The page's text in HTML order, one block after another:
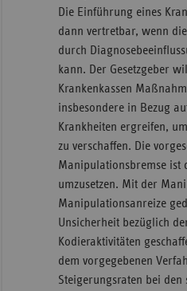
Die Einführung eines
dann vertretbar, wenn
durch
kann. Der Gesetzgeber
Krankenkassen
insbesondere in Bezug
Krankheiten ergreifen,
zu verschaffen. Die
Manipulationsbremse ist
umzusetzen. Mit der
Manipulationsanreize
Unsicherheit bezüglich
Kodieraktivitäten
dem vorgegebenen
Steigerungsraten bei den